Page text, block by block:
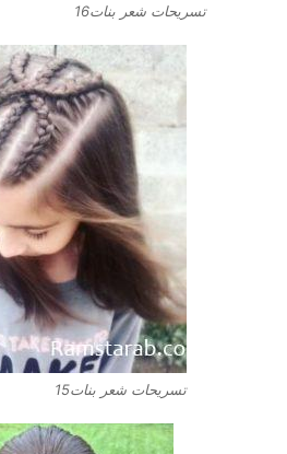
تسريحات شعر بنات16
تسريحات شعر بنات15